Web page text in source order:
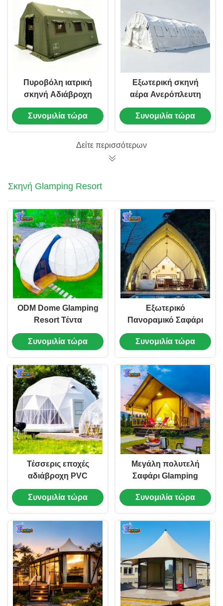
Πυροβόλη ιατρική
σκηνή Αδιάβροχη
πλατφόρμα PVC
Εξωτερική
μονάδα Προμηθευτής
Συνομιλία τώρα
Εξωτερική σκηνή
αέρα Ανερόπλευτη
πλατφόρμα PVC
σκηνή Custom
στέγη προμηθευτής
Συνομιλία τώρα
Δείτε περισσότερων
Σκηνή Glamping Resort
ODM Dome Glamping
Resort Τέντα
Σλιόπουλο Θάλασσας
6-8 άτομα Για Ταξίδια
Συνομιλία τώρα
Εξωτερικό
Πανοραμικό Σαφάρι
Glamping Ξενοδοχείο
Τέντα Αδιάβροχο
Συνομιλία τώρα
Τέσσερις εποχές
αδιάβροχη PVC
Glamping σκηνή με
420kg φέρουσα
με θόλο για
πολυτελές κάμπινγκ
Συνομιλία τώρα
Μεγάλη πολυτελή
Σαφάρι Glamping
Resort Τέντα
Καμπινγκ Εξωτερική
Συνομιλία τώρα